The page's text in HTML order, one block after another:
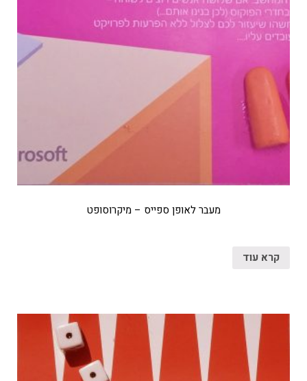
מעבר לאופן ספייס – מיקרוסופט
קרא עוד